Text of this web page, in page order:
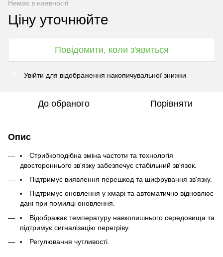
Немає в наявності
Ціну уточнюйте
Повідомити, коли з'явиться
Увійти для відображення накопичувальної знижки
До обраного Порівняти
Опис
Стрибкоподібна зміна частоти та технологія
двостороннього зв'язку забезпечує стабільний зв'язок.
Підтримує виявлення перешкод та шифрування зв'язку.
Підтримує оновлення у хмарі та автоматично відновлює
дані при помилці оновлення.
Відображає температуру навколишнього середовища та
підтримує сигналізацію перегріву.
Регулювання чутливості.